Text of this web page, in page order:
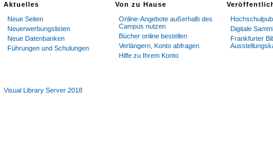
Aktuelles
Neue Seiten
Neuerwerbungslisten
Neue Datenbanken
Führungen und Schulungen
Von zu Hause
Online-Angebote außerhalb des
Campus nutzen
Bücher online bestellen
Verlängern, Konto abfragen
Hilfe zu Ihrem Konto
Digitale
Frankfurter
Visual Library Server 2018